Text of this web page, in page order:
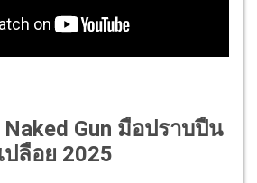
Naked Gun มือปราบปืน
เปลือย 2025